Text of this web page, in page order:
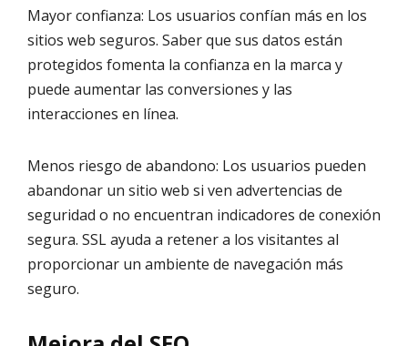
Mayor confianza: Los usuarios confían más en los
sitios web seguros. Saber que sus datos están
protegidos fomenta la confianza en la marca y
puede aumentar las conversiones y las
interacciones en línea.
Menos riesgo de abandono: Los usuarios pueden
abandonar un sitio web si ven advertencias de
seguridad o no encuentran indicadores de conexión
segura. SSL ayuda a retener a los visitantes al
proporcionar un ambiente de navegación más
seguro.